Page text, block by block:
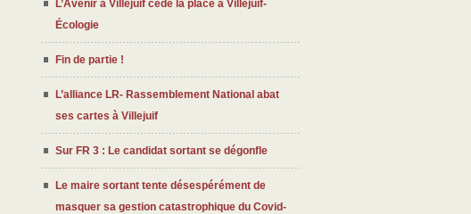
L’Avenir à Villejuif cède la place à Villejuif-
Écologie
Fin de partie !
L’alliance LR- Rassemblement National abat
ses cartes à Villejuif
Sur FR 3 : Le candidat sortant se dégonfle
Le maire sortant tente désespérément de
masquer sa gestion catastrophique du Covid-